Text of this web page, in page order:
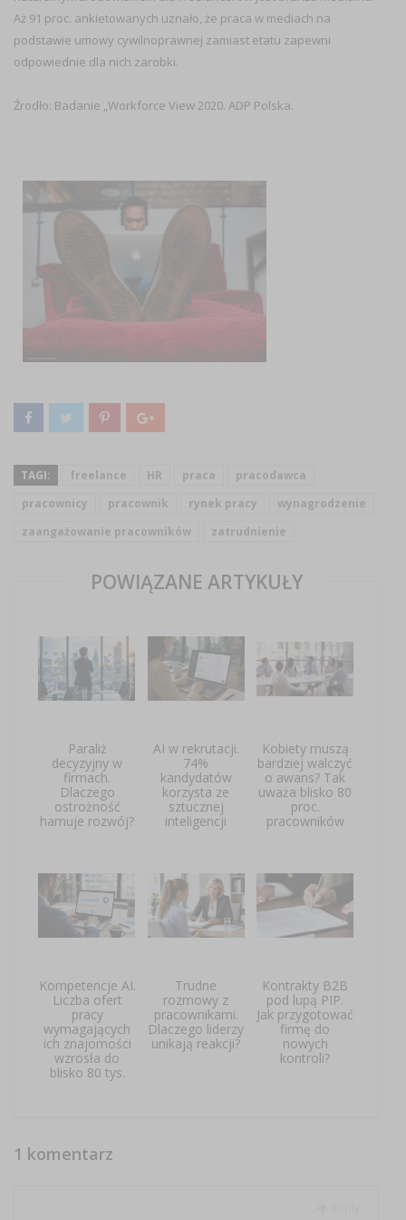
Aż 91 proc. ankietowanych uznało, że praca w mediach na
podstawie umowy cywilnoprawnej zamiast etatu zapewni
odpowiednie dla nich zarobki.
Źrodło: Badanie „Workforce View 2020. ADP Polska.
TAGI: freelance HR praca
pracodawca
pracownicy
pracownik rynek pracy
wynagrodzenie
zaangażowanie pracowników
zatrudnienie
POWIĄZANE ARTYKUŁY
Paraliż
decyzyjny w
firmach.
Dlaczego
ostrożność
hamuje rozwój?
AI w rekrutacji.
74%
kandydatów
korzysta ze
sztucznej
inteligencji
Kobiety muszą
bardziej walczyć
o awans? Tak
uważa blisko 80
proc.
pracowników
Kompetencje AI.
Liczba ofert
pracy
wymagających
ich znajomości
wzrosła do
blisko 80 tys.
Trudne
rozmowy z
pracownikami.
Dlaczego liderzy
unikają reakcji?
Kontrakty B2B
pod lupą PIP.
Jak przygotować
firmę do
nowych
kontroli?
1 komentarz